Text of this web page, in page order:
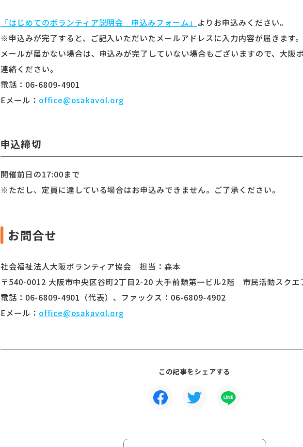
「はじめてのボランティア説明会 申込みフォーム」 よりお申込みください。
※申込みが完了すると、ご記入いただいたメールアドレスに入力内容が届きます。
メールが届かない場合は、申込みが完了していない場合もございますので、大阪
連絡ください。
電話：06-6809-4901
Eメール： office@osakavol.org
申込締切
開催前日の17:00まで
※ただし、定員に達している場合はお申込みできません。ご了承ください。
お問合せ
社会福祉法人大阪ボランティア協会 担当：森本
〒540-0012 大阪市中央区谷町2丁目2-20 大手前類第一ビル2階 市民活動スクエ
電話：06-6809-4901（代表）、ファックス：06-6809-4902
Eメール： office@osakavol.org
この記事をシェアする